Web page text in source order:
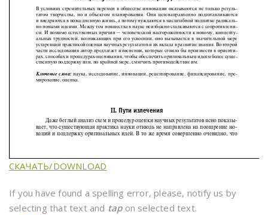
СКАЧАТЬ/DOWNLOAD
If you have found a spelling error, please, notify us by
selecting that text and tapon selected text.